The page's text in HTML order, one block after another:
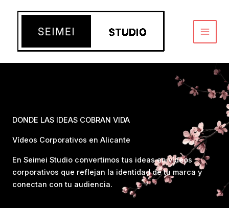
DONDE LAS IDEAS COBRAN VIDA
Vídeos Corporativos en Alicante
En Seimei Studio convertimos tus ideas en vídeos
corporativos que reflejan la identidad de tu marca y
conectan con tu audiencia.